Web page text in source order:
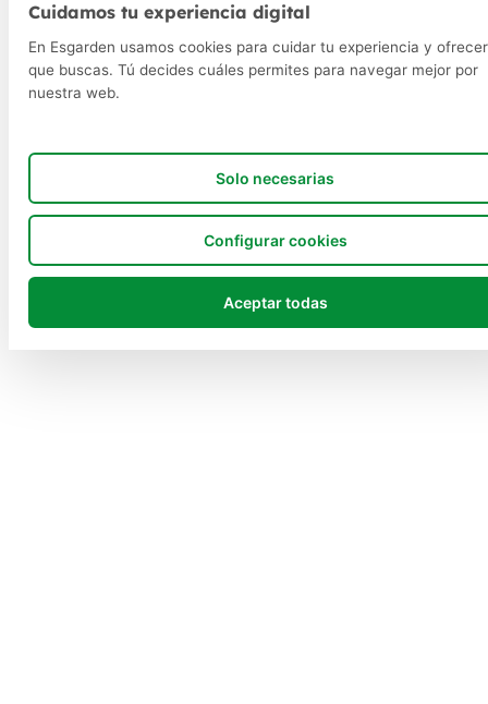
Cuidamos tu experiencia digital
En Esgarden usamos cookies para cuidar tu experiencia y
que buscas. Tú decides cuáles permites para navegar mejor por
nuestra web.
Solo necesarias
Configurar cookies
Aceptar todas